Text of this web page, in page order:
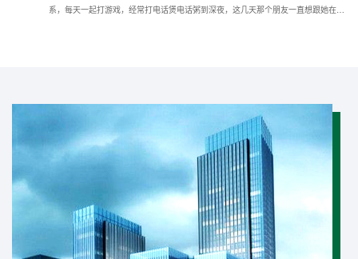
系，每天一起打游戏，经常打电话煲电话粥到深夜，这几天那个朋友一直想跟她在现